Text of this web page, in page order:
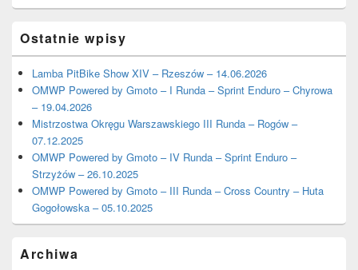
Ostatnie wpisy
Lamba PitBike Show XIV – Rzeszów – 14.06.2026
OMWP Powered by Gmoto – I Runda – Sprint Enduro – Chyrowa
– 19.04.2026
Mistrzostwa Okręgu Warszawskiego III Runda – Rogów –
07.12.2025
OMWP Powered by Gmoto – IV Runda – Sprint Enduro –
Strzyżów – 26.10.2025
OMWP Powered by Gmoto – III Runda – Cross Country – Huta
Gogołowska – 05.10.2025
Archiwa